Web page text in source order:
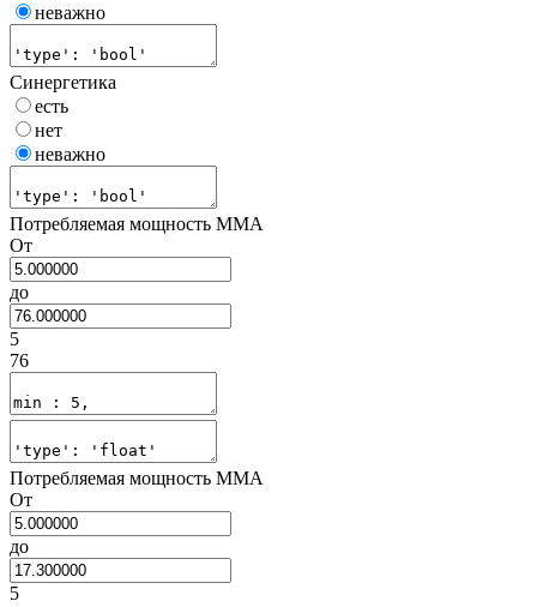
неважно
Синергетика
есть
нет
неважно
Потребляемая мощность MMA
От
до
5
76
Потребляемая мощность MMA
От
до
5